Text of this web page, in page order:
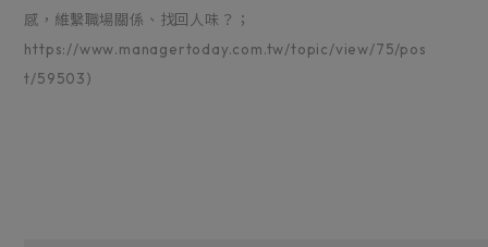
感，維繫職場關係、找回人味？；
https://www.managertoday.com.tw/topic/view/75/pos
t/59503)